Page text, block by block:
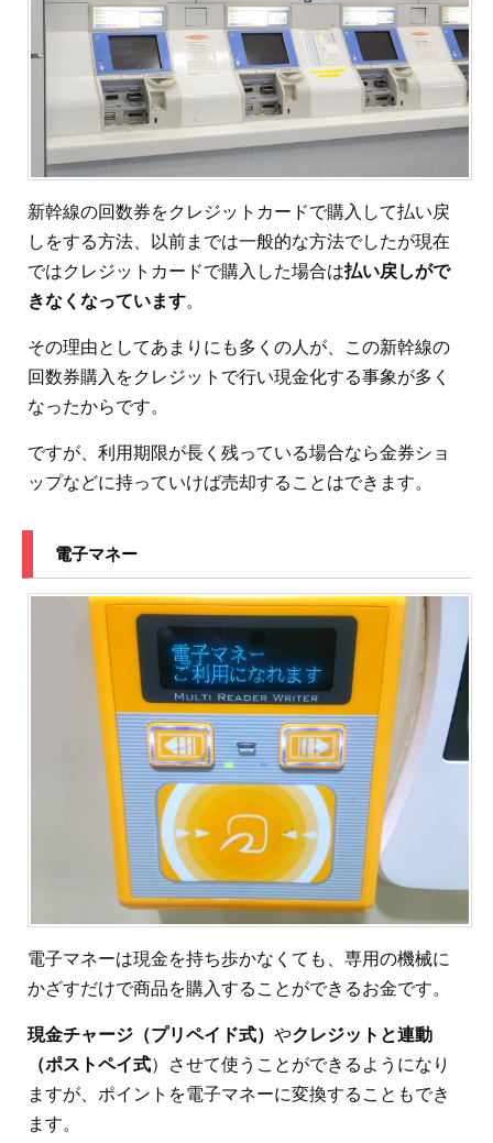
新幹線の回数券をクレジットカードで購入して払い戻
しをする方法、以前までは一般的な方法でしたが現在
ではクレジットカードで購入した場合は払い戻しがで
きなくなっています。
その理由としてあまりにも多くの人が、この新幹線の
回数券購入をクレジットで行い現金化する事象が多く
なったからです。
ですが、利用期限が長く残っている場合なら金券ショ
ップなどに持っていけば売却することはできます。
電子マネー
電子マネーは現金を持ち歩かなくても、専用の機械に
かざすだけで商品を購入することができるお金です。
現金チャージ（プリペイド式） やクレジットと連動
（ポストペイ式）させて使うことができるようになり
ますが、ポイントを電子マネーに変換することもでき
ます。